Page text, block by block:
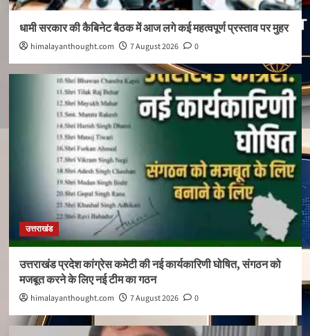
धामी सरकार की कैबिनेट बैठक में आज लगे कई महत्वपूर्ण प्रस्ताव पर मुहर
himalayanthought.com 7 August 2026 0
उत्तराखंड
उत्तराखंड प्रदेश कांग्रेस कमेटी की नई कार्यकारिणी घोषित, संगठन को
मजबूत करने के लिए नई टीम का गठन
himalayanthought.com 7 August 2026 0